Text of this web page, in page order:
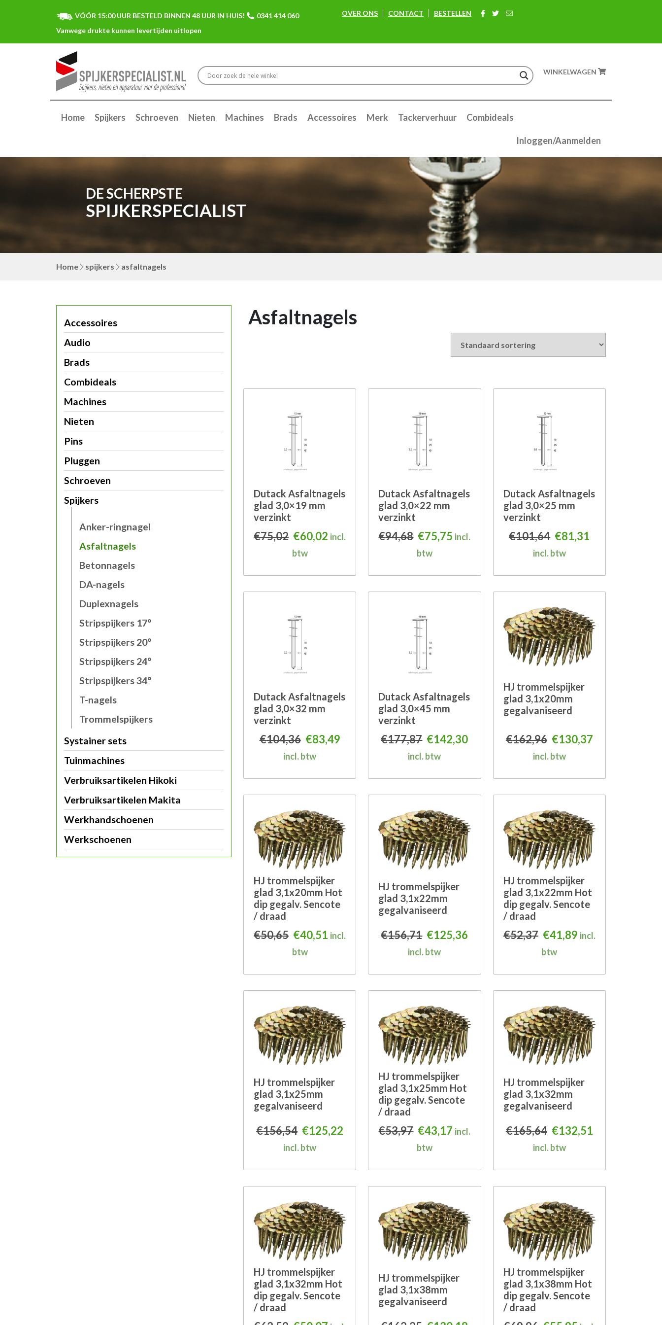
VÓÓR 15:00 UUR BESTELD BINNEN 48 UUR IN HUIS! 0341 414 060 OVER ONS CONTACT BESTELLEN
WINKELWAGEN
Home Spijkers Schroeven Nieten Machines Brads Accessoires Merk Tackerverhuur Combideals
Inloggen/Aanmelden
DE SCHERPSTE
SPIJKERSPECIALIST
Home spijkers asfaltnagels
Asfaltnagels
Dutack Asfaltnagels
glad 3,0×19 mm
verzinkt
€75,02 Oorspronkelijke prijs was: €75,02.
€60,02 Huidige prijs is: €60,02.
incl.
btw
Dutack Asfaltnagels
glad 3,0×22 mm
verzinkt
€94,68 Oorspronkelijke prijs was: €94,68.
€75,75 Huidige prijs is: €75,75.
incl.
btw
Dutack Asfaltnagels
glad 3,0×25 mm
verzinkt
€101,64 Oorspronkelijke prijs
€81,31
incl. btw
Dutack Asfaltnagels
glad 3,0×32 mm
verzinkt
€104,36 Oorspronkelijke prijs was: €104,36.
€83,49Huidige prijs is: €83,49.
incl. btw
Dutack Asfaltnagels
glad 3,0×45 mm
verzinkt
€177,87 Oorspronkelijke prijs was: €177,87.
€142,30Huidige prijs is: €142,30.
incl. btw
HJ trommelspijker
glad 3,1x20mm
gegalvaniseerd
€162,96 Oorspronkelijke prijs
€130,37Huidige prijs
incl. btw
HJ trommelspijker
glad 3,1x20mm Hot
dip gegalv. Sencote
/ draad
€50,65 Oorspronkelijke prijs was: €50,65.
€40,51 Huidige prijs is: €40,51.
incl.
btw
HJ trommelspijker
glad 3,1x22mm
gegalvaniseerd
€156,71 Oorspronkelijke prijs was: €156,71.
€125,36 Huidige prijs is: €125,36.
incl. btw
HJ trommelspijker
glad 3,1x22mm Hot
dip gegalv. Sencote
/ draad
€52,37 Oorspronkelijke prijs
€41,89Huidige prijs is:
incl.
btw
HJ trommelspijker
glad 3,1x25mm
gegalvaniseerd
€156,54 Oorspronkelijke prijs was: €156,54.
€125,22 Huidige prijs is: €125,22.
incl. btw
HJ trommelspijker
glad 3,1x25mm Hot
dip gegalv. Sencote
/ draad
€53,97 Oorspronkelijke prijs was: €53,97.
€43,17 Huidige prijs is: €43,17.
incl.
btw
HJ trommelspijker
glad 3,1x32mm
gegalvaniseerd
€165,64 Oorspronkelijke prijs
€132,51Huidige prijs
incl. btw
HJ trommelspijker
glad 3,1x32mm Hot
dip gegalv. Sencote
/ draad
HJ trommelspijker
glad 3,1x38mm
gegalvaniseerd
HJ trommelspijker
glad 3,1x38mm Hot
dip gegalv. Sencote
/ draad
Accessoires
Audio
Brads
Combideals
Machines
Nieten
Pins
Pluggen
Schroeven
Spijkers
Anker-ringnagel
Asfaltnagels
Betonnagels
DA-nagels
Duplexnagels
Stripspijkers 17°
Stripspijkers 20°
Stripspijkers 24°
Stripspijkers 34°
T-nagels
Trommelspijkers
Systainer sets
Tuinmachines
Verbruiksartikelen Hikoki
Verbruiksartikelen Makita
Werkhandschoenen
Werkschoenen